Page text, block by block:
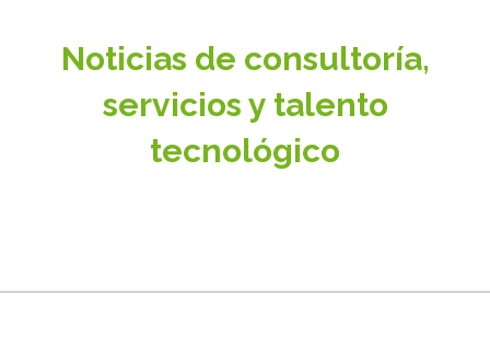
Noticias de consultoría,
servicios y talento
tecnológico